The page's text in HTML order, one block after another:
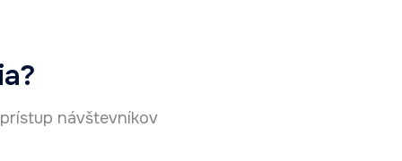
návštevníkov